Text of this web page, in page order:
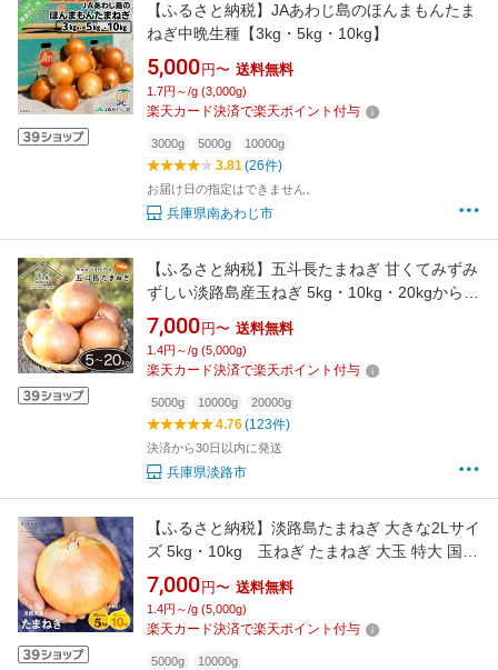
【ふるさと納税】JAあわじ島のほんまもんたま
ねぎ中晩生種【3kg・5kg・10kg】
5,000 円〜 送料無料
1.7円～/g (3,000g)
楽天カード決済で楽天ポイント付与
3000g 5000g 10000g
3.81(26件)
お届け日の指定はできません。
兵庫県南あわじ市
【ふるさと納税】五斗長たまねぎ 甘くてみずみ
ずしい淡路島産玉ねぎ 5kg・10kg・20kgから選
べる産地直送便
7,000 円〜 送料無料
1.4円～/g (5,000g)
楽天カード決済で楽天ポイント付与
5000g 10000g 20000g
4.76(123件)
決済から30日以内に発送
兵庫県淡路市
【ふるさと納税】淡路島たまねぎ 大きな2Lサイ
ズ 5kg・10kg 玉ねぎ たまねぎ 大玉 特大 国産
野菜 サラダ用 甘みたっぷり 産地直送 人気 高評
価
7,000 円〜 送料無料
1.4円～/g (5,000g)
楽天カード決済で楽天ポイント付与
5000g 10000g